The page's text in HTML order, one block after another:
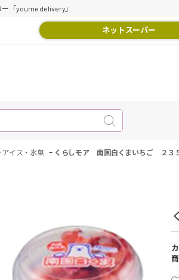
「youme delivery」
ネットスーパー
アイス・氷菓 - くらしモア 南国白くまいちご ２３